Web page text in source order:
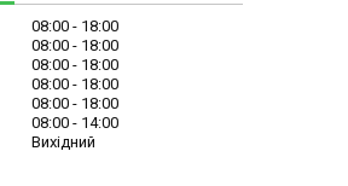
08:00
18:00
08:00
18:00
08:00
18:00
08:00
18:00
08:00
18:00
08:00
14:00
Вихідний